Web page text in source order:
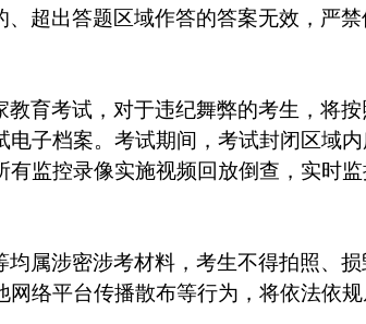
超出答题区域作答的答案无效，严禁
育考试，对于违纪舞弊的考生，将按
电子档案。考试期间，考试封闭区域
有监控录像实施视频回放倒查，实时
均属涉密涉考材料，考生不得拍照、
络平台传播散布等行为，将依法依规